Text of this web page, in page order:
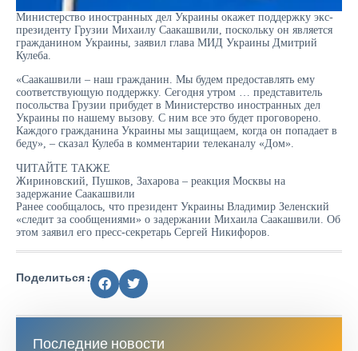
Министерство иностранных дел Украины окажет поддержку экс-
президенту Грузии Михаилу Саакашвили, поскольку он является
гражданином Украины, заявил глава МИД Украины Дмитрий
Кулеба.
«Саакашвили – наш гражданин. Мы будем предоставлять ему
соответствующую поддержку. Сегодня утром … представитель
посольства Грузии прибудет в Министерство иностранных дел
Украины по нашему вызову. С ним все это будет проговорено.
Каждого гражданина Украины мы защищаем, когда он попадает в
беду», – сказал Кулеба в комментарии телеканалу «Дом».
ЧИТАЙТЕ ТАКЖЕ
Жириновский, Пушков, Захарова – реакция Москвы на
задержание Саакашвили
Ранее сообщалось, что президент Украины Владимир Зеленский
«следит за сообщениями» о задержании Михаила Саакашвили. Об
этом заявил его пресс-секретарь Сергей Никифоров.
Поделиться :
Последние новости